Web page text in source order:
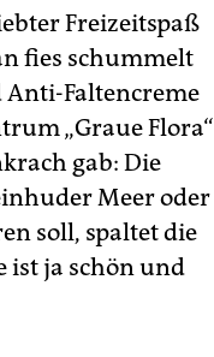
Freizeitspaß
fies schummelt
Faltencreme
„Graue Flora“
gab: Die
Meer oder
soll, spaltet die
ist ja schön und